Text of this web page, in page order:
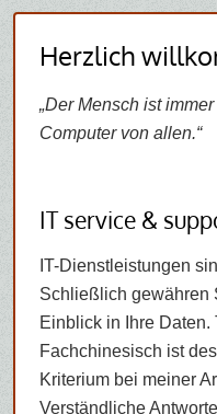
Herzlich
„Der Mensch ist
Computer von allen.“
IT service &
IT-Dienstleistungen
Schließlich gewähren
Einblick in Ihre Daten.
Fachchinesisch ist
Kriterium bei meiner
Verständliche